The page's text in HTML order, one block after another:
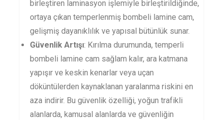
birleştiren laminasyon işlemiyle birleştirildiğinde,
ortaya çıkan temperlenmiş bombeli lamine cam,
gelişmiş dayanıklılık ve yapısal bütünlük sunar.
Güvenlik Artışı: Kırılma durumunda, temperli
bombeli lamine cam sağlam kalır, ara katmana
yapışır ve keskin kenarlar veya uçan
döküntülerden kaynaklanan yaralanma riskini en
aza indirir. Bu güvenlik özelliği, yoğun trafikli
alanlarda, kamusal alanlarda ve güvenliğin